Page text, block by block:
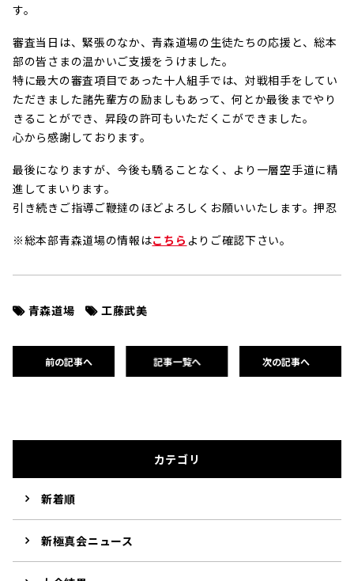
す。
審査当日は、緊張のなか、青森道場の生徒たちの応援と、総本
部の皆さまの温かいご支援をうけました。
特に最大の審査項目であった十人組手では、対戦相手をしてい
ただきました諸先輩方の励ましもあって、何とか最後までやり
きることができ、昇段の許可もいただくこができました。
心から感謝しております。
最後になりますが、今後も驕ることなく、より一層空手道に精
進してまいります。
引き続きご指導ご鞭撻のほどよろしくお願いいたします。押忍
※総本部青森道場の情報はこちら よりご確認下さい。
青森道場 工藤武美
前の記事へ 記事一覧へ 次の記事へ
カテゴリ
新着順
新極真会ニュース